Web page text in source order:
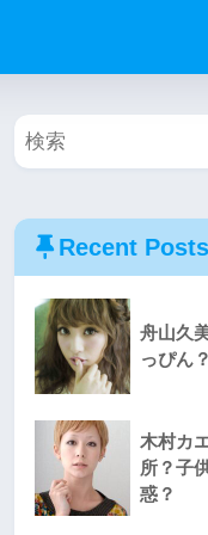
Recent Posts
舟山久
っぴん
木村カ
所？子
惑？